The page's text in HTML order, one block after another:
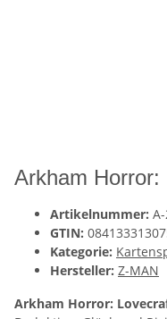
Arkham
Artikelnummer:
GTIN:
Kategorie:
Hersteller: Z-MAN
Arkham Horror: